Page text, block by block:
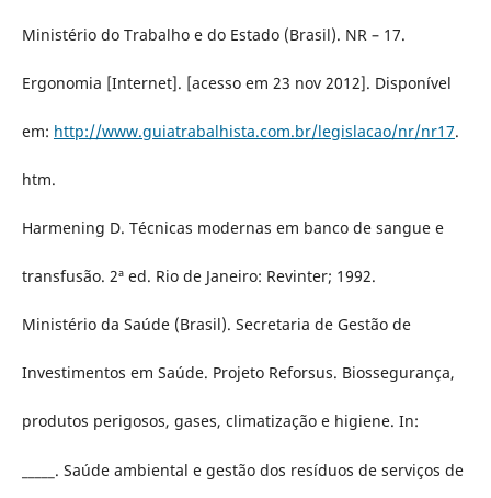
Ministério do Trabalho e do Estado (Brasil). NR – 17.
Ergonomia [Internet]. [acesso em 23 nov 2012]. Disponível
em: http://www.guiatrabalhista.com.br/legislacao/nr/nr17.
htm.
Harmening D. Técnicas modernas em banco de sangue e
transfusão. 2ª ed. Rio de Janeiro: Revinter; 1992.
Ministério da Saúde (Brasil). Secretaria de Gestão de
Investimentos em Saúde. Projeto Reforsus. Biossegurança,
produtos perigosos, gases, climatização e higiene. In:
_____. Saúde ambiental e gestão dos resíduos de serviços de